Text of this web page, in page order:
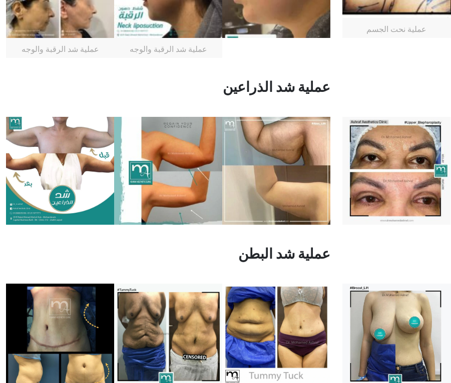
عملية نحت الجسم
عملية شد الرقبة والوجه عملية شد الرقبة والوجه
عملية شد الذراعين
عملية شد البطن